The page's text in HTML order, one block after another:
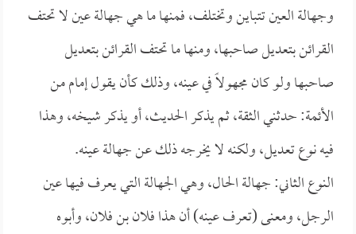
وجهالة العين تتباين وتختلف، فمنها ما هي جهالة عين لا تحتف
القرائن بتعديل صاحبها، ومنها ما تحتف القرائن بتعديل
صاحبها ولو كان مجهولاً في عينه، وذلك كأن يقول إمام من
الأئمة: حدثني الثقة، ثم يذكر الحديث، أو يذكر شيخه، وهذا
فيه نوع تعديل، ولكنه لا يخرجه ذلك عن جهالة عينه.
النوع الثاني: جهالة الحال، وهي الجهالة التي يعرف فيها عين
الرجل، ومعنى (تعرف عينه) أن هذا فلان بن فلان، وأبوه